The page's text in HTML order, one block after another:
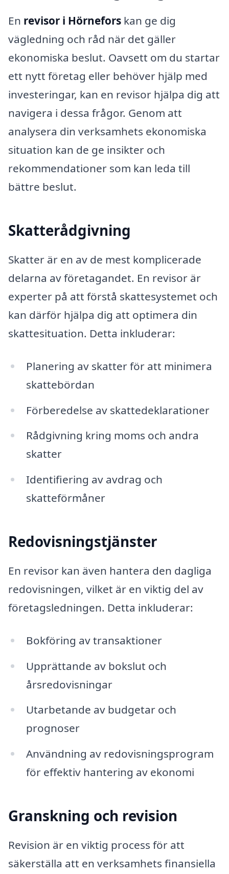
En revisor i Hörnefors kan ge dig
vägledning och råd när det gäller
ekonomiska beslut. Oavsett om du startar
ett nytt företag eller behöver hjälp med
investeringar, kan en revisor hjälpa dig att
navigera i dessa frågor. Genom att
analysera din verksamhets ekonomiska
situation kan de ge insikter och
rekommendationer som kan leda till
bättre beslut.
Skatterådgivning
Skatter är en av de mest komplicerade
delarna av företagandet. En revisor är
experter på att förstå skattesystemet och
kan därför hjälpa dig att optimera din
skattesituation. Detta inkluderar:
Planering av skatter för att minimera
skattebördan
Förberedelse av skattedeklarationer
Rådgivning kring moms och andra
skatter
Identifiering av avdrag och
skatteförmåner
Redovisningstjänster
En revisor kan även hantera den dagliga
redovisningen, vilket är en viktig del av
företagsledningen. Detta inkluderar:
Bokföring av transaktioner
Upprättande av bokslut och
årsredovisningar
Utarbetande av budgetar och
prognoser
Användning av redovisningsprogram
för effektiv hantering av ekonomi
Granskning och revision
Revision är en viktig process för att
säkerställa att en verksamhets finansiella